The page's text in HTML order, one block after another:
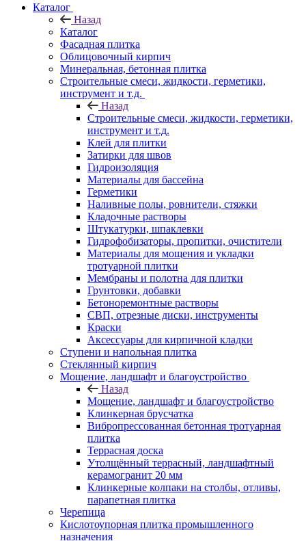
Каталог
Назад
Каталог
Фасадная плитка
Облицовочный кирпич
Минеральная, бетонная плитка
Строительные смеси, жидкости, герметики,
инструмент и т.д.
Назад
Строительные смеси, жидкости, герметики,
инструмент и т.д.
Клей для плитки
Затирки для швов
Гидроизоляция
Материалы для бассейна
Герметики
Наливные полы, ровнители, стяжки
Кладочные растворы
Штукатурки, шпаклевки
Гидрофобизаторы, пропитки, очистители
Материалы для мощения и укладки
тротуарной плитки
Мембраны и полотна для плитки
Грунтовки, добавки
Бетоноремонтные растворы
СВП, отрезные диски, инструменты
Краски
Аксессуары для кирпичной кладки
Ступени и напольная плитка
Cтеклянный кирпич
Мощение, ландшафт и благоустройство
Назад
Мощение, ландшафт и благоустройство
Клинкерная брусчатка
Вибропрессованная бетонная тротуарная
плитка
Террасная доска
Утолщённый террасный, ландшафтный
керамогранит 20 мм
Клинкерные колпаки на столбы, отливы,
парапетная плитка
Черепица
Кислотоупорная плитка промышленного
назначения